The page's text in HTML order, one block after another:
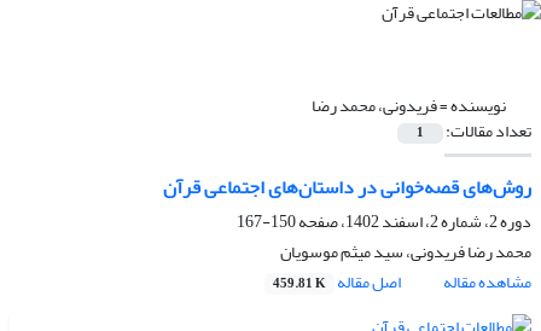
نویسنده =فریدونی، محمد رضا
تعداد مقالات: 1
روش‌های قصه‌خوانی در داستان‌های اجتماعی قرآن
دوره 2، شماره 2، اسفند 1402، صفحه
150-167
محمد رضا فریدونی، سید میثم موسویان
مشاهده مقاله
اصل مقاله 459.81 K